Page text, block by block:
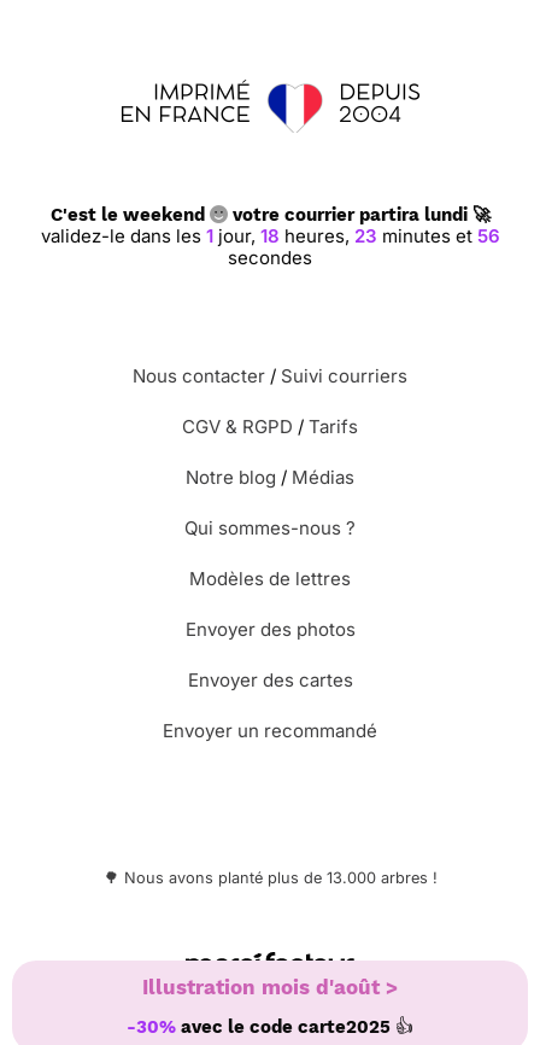
Illustration mois d'août >
-30% avec le code carte2025 👍
C'est le weekend votre courrier partira lundi 🚀
validez-le dans les 1 jour, 18 heures, 23 minutes et 55
secondes
Nous contacter / Suivi courriers
CGV & RGPD / Tarifs
Notre blog / Médias
Qui sommes-nous ?
Modèles de lettres
Envoyer des photos
Envoyer des cartes
Envoyer un recommandé
🌳 Nous avons planté plus de 13.000 arbres !
© Merci Facteur